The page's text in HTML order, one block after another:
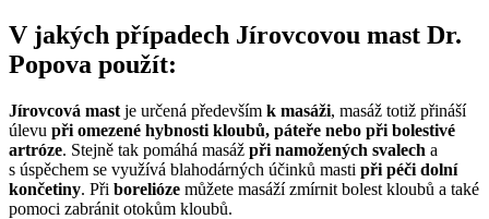
V jakých případech Jírovcovou mast Dr.
Popova použít:
Jírovcová mast je určená především k masáži, masáž totiž přináší
úlevu při omezené hybnosti kloubů, páteře nebo při bolestivé
artróze. Stejně tak pomáhá masáž při namožených svalech a
s úspěchem se využívá blahodárných účinků masti při péči dolní
končetiny. Při borelióze můžete masáží zmírnit bolest kloubů a také
pomoci zabránit otokům kloubů.